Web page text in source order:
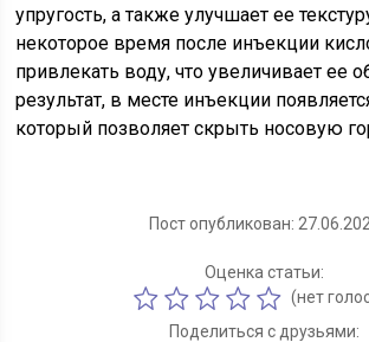
упругость, а также улучшает ее
некоторое время после инъекции
привлекать воду, что увеличивает ее
результат, в месте инъекции
который позволяет скрыть носовую
Пост опубликован:
Оценка статьи:
(нет
Поделиться с друзьями: